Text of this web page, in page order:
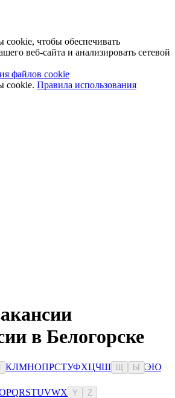
чтобы обеспечивать
веб-сайта и анализировать сетевой
файлов cookie
cookie. Правила использования
в Белогорске
КЛМНОПРСТУФХЦЧШ Ы ЭЮ
PQRSTUVWX Y Z